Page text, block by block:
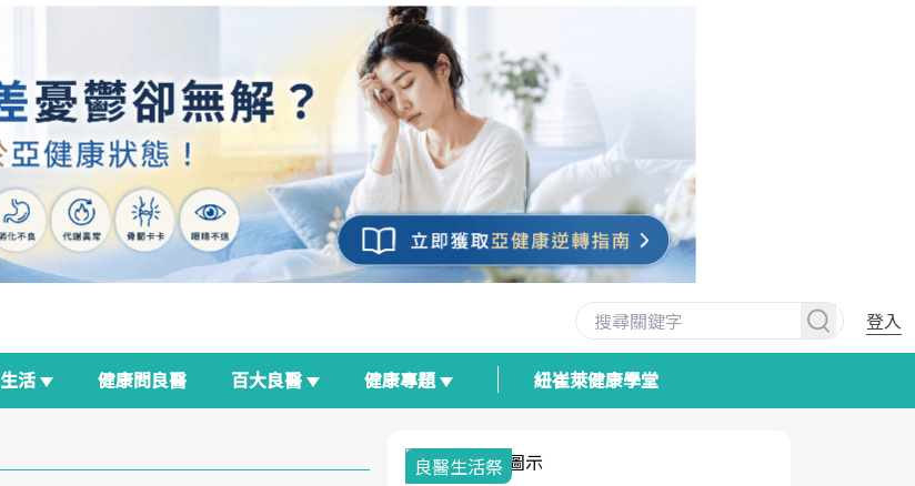
登入
生活 健康問良醫 百大良醫 健康專題 紐崔萊健康學堂
良醫生活祭 我與健康韌性的距離